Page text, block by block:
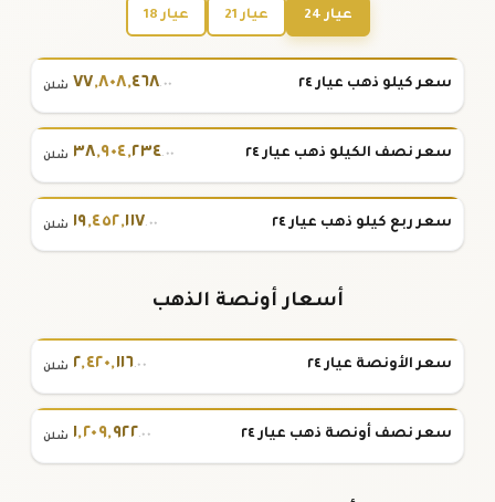
عيار 24 عيار 21 عيار 18
سعر كيلو ذهب عيار ٢٤ ٧٧,٨٠٨,٤٦٨.٠٠ شلن
سعر نصف الكيلو ذهب عيار ٢٤ ٣٨,٩٠٤,٢٣٤.٠٠ شلن
سعر ربع كيلو ذهب عيار ٢٤ ١٩,٤٥٢,١١٧.٠٠ شلن
أسعار أونصة الذهب
سعر الأونصة عيار ٢٤ ٢,٤٢٠,١١٦.٠٠ شلن
سعر نصف أونصة ذهب عيار ٢٤ ١,٢٠٩,٩٢٢.٠٠ شلن